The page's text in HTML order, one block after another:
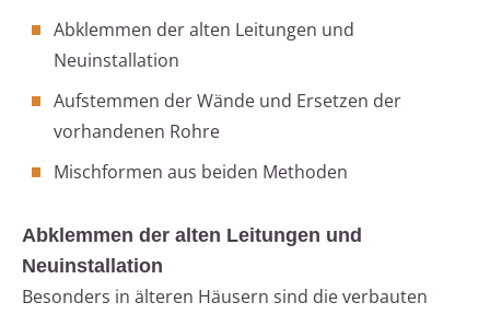
Abklemmen der alten Leitungen und
Neuinstallation
Aufstemmen der Wände und Ersetzen der
vorhandenen Rohre
Mischformen aus beiden Methoden
Abklemmen der alten Leitungen und
Neuinstallation
Besonders in älteren Häusern sind die verbauten